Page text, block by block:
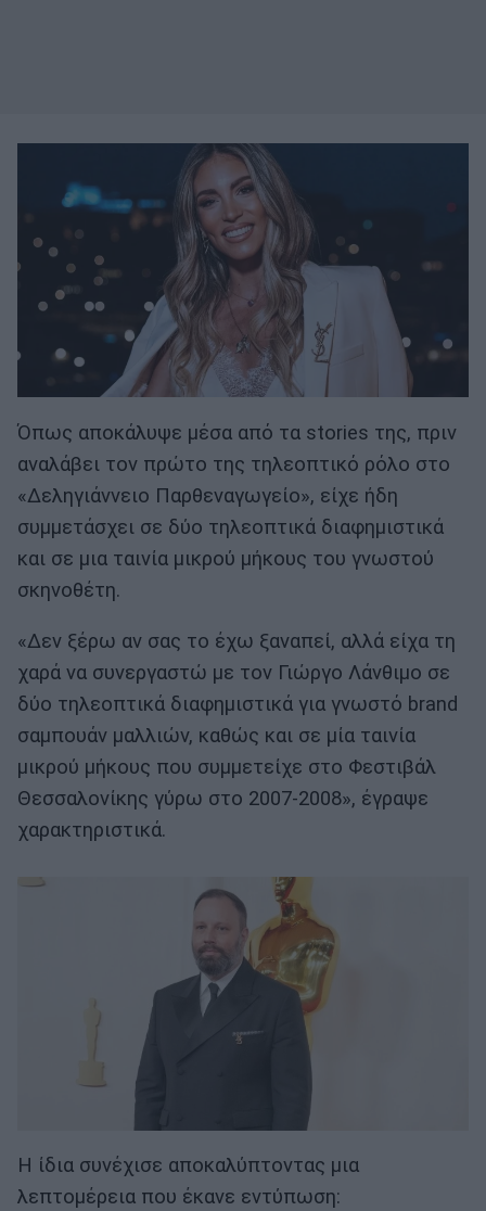
Όπως αποκάλυψε μέσα από τα stories της, πριν
αναλάβει τον πρώτο της τηλεοπτικό ρόλο στο
«Δεληγιάννειο Παρθεναγωγείο», είχε ήδη
συμμετάσχει σε δύο τηλεοπτικά διαφημιστικά
και σε μια ταινία μικρού μήκους του γνωστού
σκηνοθέτη.
«Δεν ξέρω αν σας το έχω ξαναπεί, αλλά είχα τη
χαρά να συνεργαστώ με τον Γιώργο Λάνθιμο σε
δύο τηλεοπτικά διαφημιστικά για γνωστό brand
σαμπουάν μαλλιών, καθώς και σε μία ταινία
μικρού μήκους που συμμετείχε στο Φεστιβάλ
Θεσσαλονίκης γύρω στο 2007-2008», έγραψε
χαρακτηριστικά.
Η ίδια συνέχισε αποκαλύπτοντας μια
λεπτομέρεια που έκανε εντύπωση: